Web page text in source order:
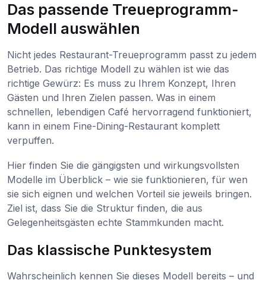
Das passende Treueprogramm-
Modell auswählen
Nicht jedes Restaurant-Treueprogramm passt zu jedem
Betrieb. Das richtige Modell zu wählen ist wie das
richtige Gewürz: Es muss zu Ihrem Konzept, Ihren
Gästen und Ihren Zielen passen. Was in einem
schnellen, lebendigen Café hervorragend funktioniert,
kann in einem Fine-Dining-Restaurant komplett
verpuffen.
Hier finden Sie die gängigsten und wirkungsvollsten
Modelle im Überblick – wie sie funktionieren, für wen
sie sich eignen und welchen Vorteil sie jeweils bringen.
Ziel ist, dass Sie die Struktur finden, die aus
Gelegenheitsgästen echte Stammkunden macht.
Das klassische Punktesystem
Wahrscheinlich kennen Sie dieses Modell bereits – und